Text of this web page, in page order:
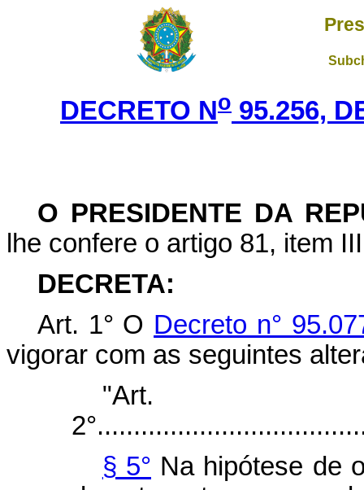
DECRETO No 95.256,
O PRESIDENTE DA
lhe confere o artigo 81, item
DECRETA:
Art. 1° O Decreto n°
vigorar com as seguintes
"Art.
§ 5° Na hipótese de